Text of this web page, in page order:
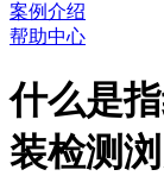
案例介绍
帮助中心
什么是
装检测